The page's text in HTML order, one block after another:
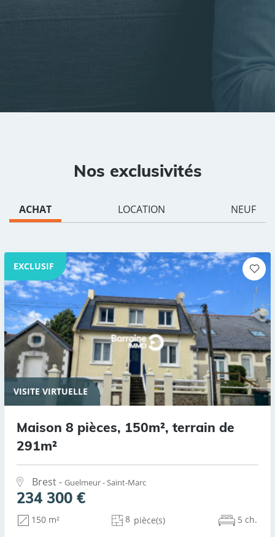
Nos exclusivités
ACHAT LOCATION NEUF
EXCLUSIF
VISITE VIRTUELLE
Maison 8 pièces, 150m², terrain de
291m²
Brest - Guelmeur - Saint-Marc
234 300 €
150 m² 8 pièce(s) 5 ch.